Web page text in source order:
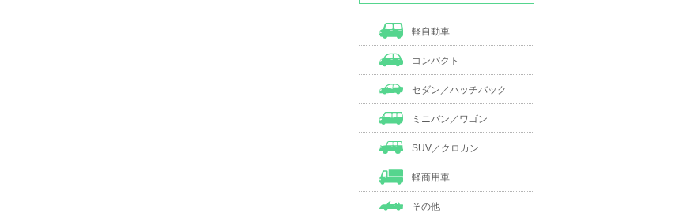
軽自動車
コンパクト
セダン／ハッチバック
ミニバン／ワゴン
SUV／クロカン
軽商用車
その他